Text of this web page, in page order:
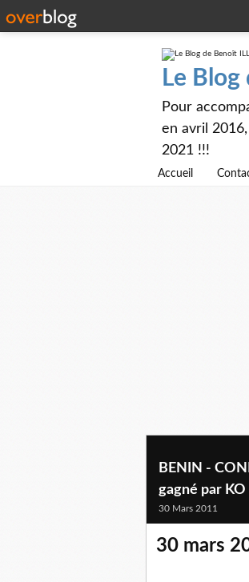
Le
Pour
en avril
2021 !!!
Accueil
BENIN -
gagné par KO
30 Mars 2011
30 mars